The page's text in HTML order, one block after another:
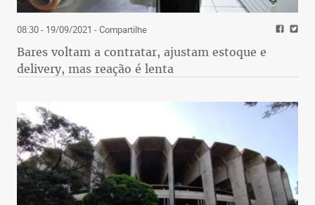
08:30 - 19/09/2021 - Compartilhe
Bares voltam a contratar, ajustam estoque e
delivery, mas reação é lenta